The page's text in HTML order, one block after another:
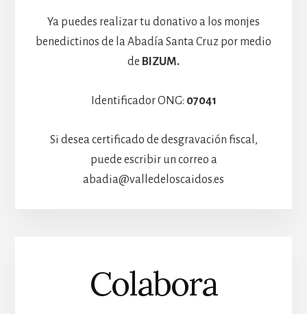
Ya puedes realizar tu donativo a los monjes
benedictinos de la Abadía Santa Cruz por medio
de BIZUM.
Identificador ONG: 07041
Si desea certificado de desgravación fiscal,
puede escribir un correo a
abadia@valledeloscaidos.es
Colabora